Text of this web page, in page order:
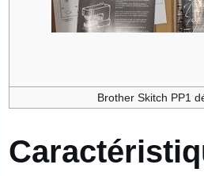
Brother Skitch PP1